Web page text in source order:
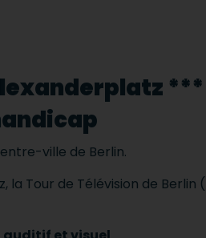
ville de Berlin.
Tour de Télévision de